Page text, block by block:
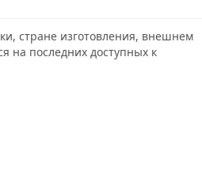
стране изготовления, внешнем
на последних доступных к